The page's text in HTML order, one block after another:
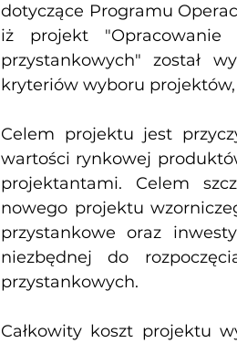
dotyczące Programu
iż projekt "Opracowanie
przystankowych" został
kryteriów wyboru
Celem projektu jest
wartości rynkowej
projektantami. Celem
nowego projektu
przystankowe oraz
niezbędnej do
przystankowych.
Całkowity koszt projektu